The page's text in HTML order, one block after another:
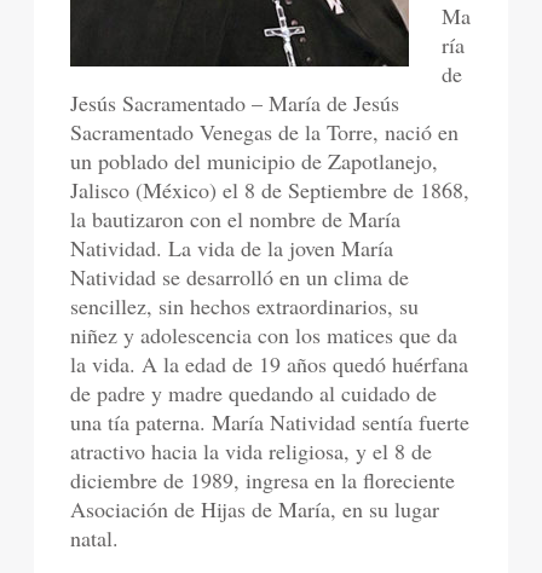
Ma
ría
de
Jesús Sacramentado – María de Jesús
Sacramentado Venegas de la Torre, nació en
un poblado del municipio de Zapotlanejo,
Jalisco (México) el 8 de Septiembre de 1868,
la bautizaron con el nombre de María
Natividad. La vida de la joven María
Natividad se desarrolló en un clima de
sencillez, sin hechos extraordinarios, su
niñez y adolescencia con los matices que da
la vida. A la edad de 19 años quedó huérfana
de padre y madre quedando al cuidado de
una tía paterna. María Natividad sentía fuerte
atractivo hacia la vida religiosa, y el 8 de
diciembre de 1989, ingresa en la floreciente
Asociación de Hijas de María, en su lugar
natal.